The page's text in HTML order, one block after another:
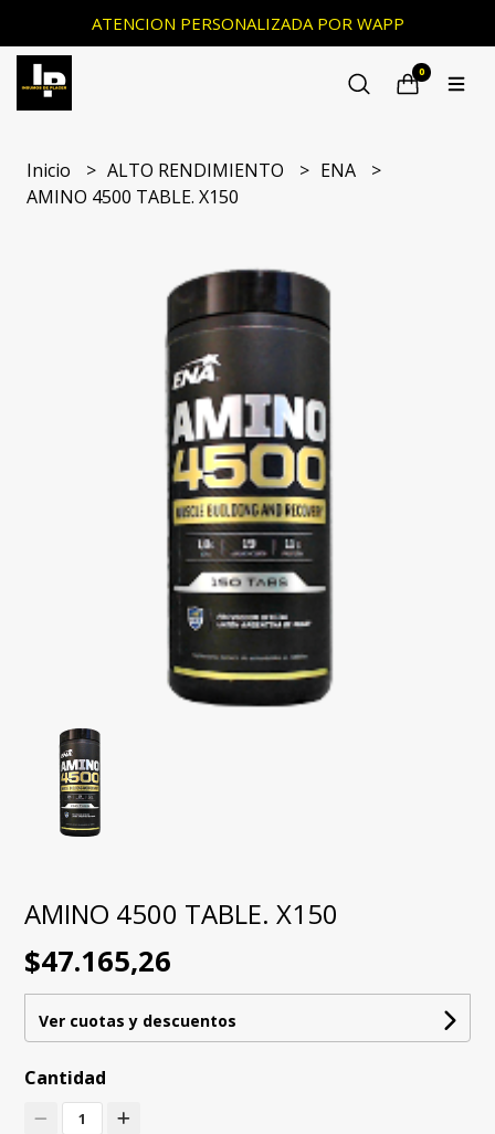
ATENCION PERSONALIZADA POR WAPP
0
Inicio ALTO RENDIMIENTO
ENA
AMINO 4500 TABLE. X150
AMINO 4500 TABLE. X150
$47.165,26
Ver cuotas y descuentos
Cantidad
1